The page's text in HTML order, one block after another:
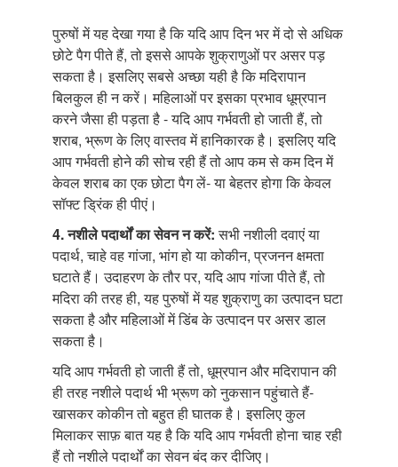
पुरुषों में यह देखा गया है कि यदि आप दिन भर में दो से अधिक
छोटे पैग पीते हैं, तो इससे आपके शुक्राणुओं पर असर पड़
सकता है। इसलिए सबसे अच्छा यही है कि मदिरापान
बिलकुल ही न करें। महिलाओं पर इसका प्रभाव धूम्रपान
करने जैसा ही पड़ता है - यदि आप गर्भवती हो जाती हैं, तो
शराब, भ्रूण के लिए वास्तव में हानिकारक है। इसलिए यदि
आप गर्भवती होने की सोच रही हैं तो आप कम से कम दिन में
केवल शराब का एक छोटा पैग लें- या बेहतर होगा कि केवल
सॉफ्ट ड्रिंक ही पीएं।
4. नशीलेपदार्थों का सेवन न करें:सभी नशीली दवाएं या
पदार्थ, चाहे वह गांजा, भांग हो या कोकीन, प्रजनन क्षमता
घटाते हैं। उदाहरण के तौर पर, यदि आप गांजा पीते हैं, तो
मदिरा की तरह ही, यह पुरुषों में यह शुक्राणु का उत्पादन घटा
सकता है और महिलाओं में डिंब के उत्पादन पर असर डाल
सकता है।
यदि आप गर्भवती हो जाती हैं तो, धूम्रपान और मदिरापान की
ही तरह नशीले पदार्थ भी भ्रूण को नुकसान पहुंचाते हैं-
खासकर कोकीन तो बहुत ही घातक है। इसलिए कुल
मिलाकर साफ़ बात यह है कि यदि आप गर्भवती होना चाह रही
हैं तो नशीले पदार्थों का सेवन बंद कर दीजिए।